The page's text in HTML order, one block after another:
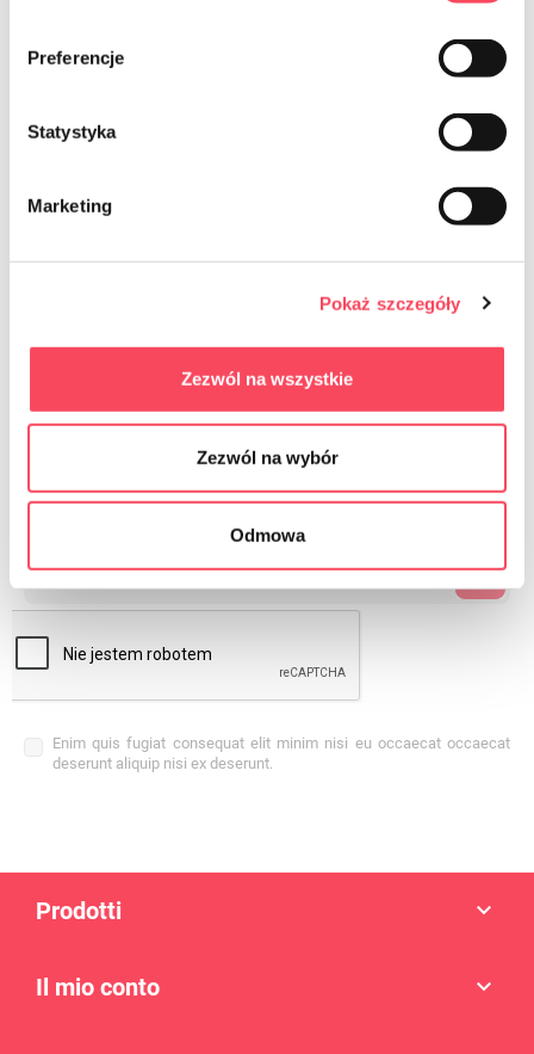
Preferencje
Statystyka
Marketing
Pokaż szczegóły
Zezwól na wszystkie
Zezwól na wybór
Odmowa
viGO! Guanti in gomma Premium L
Sign up for the newsletter
Enim quis fugiat consequat elit minim nisi eu occaecat occaecat
deserunt aliquip nisi ex deserunt.
Prodotti 
Il mio conto 